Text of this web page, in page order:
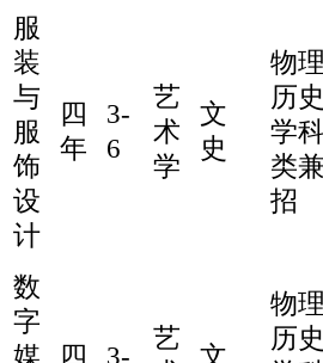
服
装
与
服
饰
设
计
四
年
3-
6
艺
术
学
文
史
物
历
学
类
招
数
字
媒
四
3-
艺
文
物
历